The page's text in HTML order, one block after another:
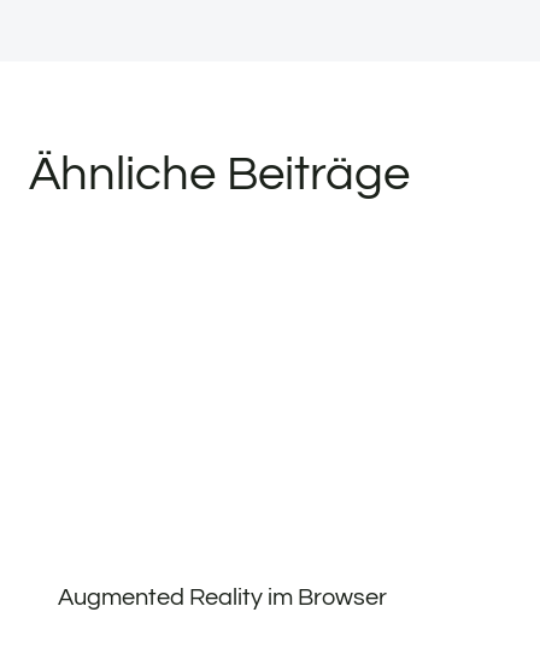
Ähnliche Beiträge
Augmented Reality im Browser